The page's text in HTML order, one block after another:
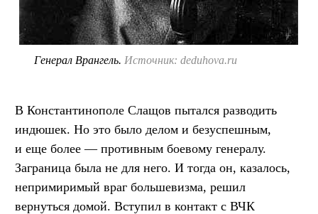
Генерал Врангель. Источник: deduhova.ru
В Константинополе Слащов пытался разводить
индюшек. Но это было делом и безуспешным,
и еще более — противным боевому генералу.
Заграница была не для него. И тогда он, казалось,
непримиримый враг большевизма, решил
вернуться домой. Вступил в контакт с ВЧК